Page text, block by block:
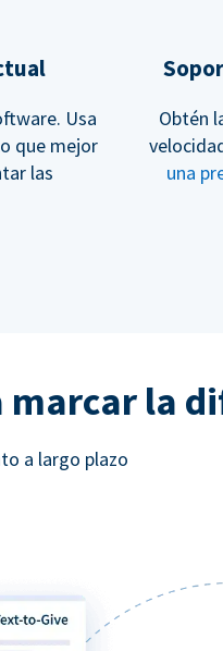
Usa
que mejor
las
Obtén
una
la
a largo plazo